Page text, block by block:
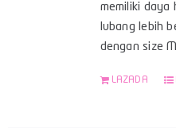
memiliki daya
lubang lebih
dengan size
LAZADA